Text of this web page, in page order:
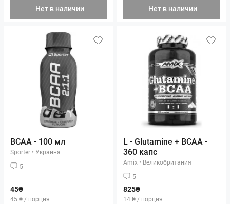
Нет в наличии Нет в наличии
BCAA - 100 мл
Sporter • Украина
5
45₴
45 ₴ / порция
L - Glutamine + BCAA -
360 капс
Amix • Великобритания
5
825₴
14 ₴ / порция